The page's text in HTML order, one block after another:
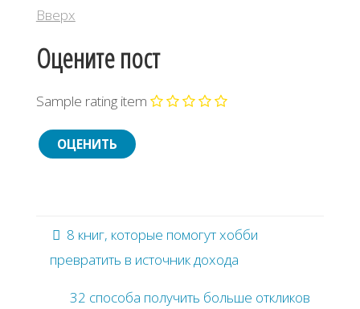
Вверх
Оцените пост
Sample rating item
8 книг, которые помогут хобби
превратить в источник дохода
32 способа получить больше откликов